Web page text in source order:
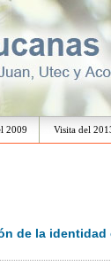
Ir
2009 Visita del
de la identidad